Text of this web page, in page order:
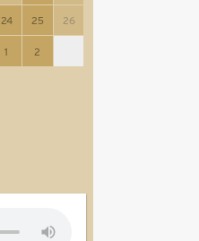
24 25 26
1 2